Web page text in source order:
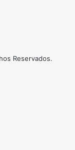
Reservados.